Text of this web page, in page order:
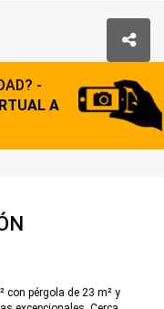
-
A
con pérgola de 23 m² y